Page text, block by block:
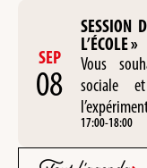
SEP
08
SESSION
L’ÉCOLE »
Vous
sociale
17:00-18:00